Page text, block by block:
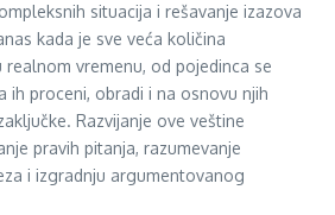
situacija i rešavanje izazova
kada je sve veća količina
vremenu, od pojedinca se
ih proceni, obradi i na osnovu njih
Razvijanje ove veštine
pravih pitanja, razumevanje
i izgradnju argumentovanog